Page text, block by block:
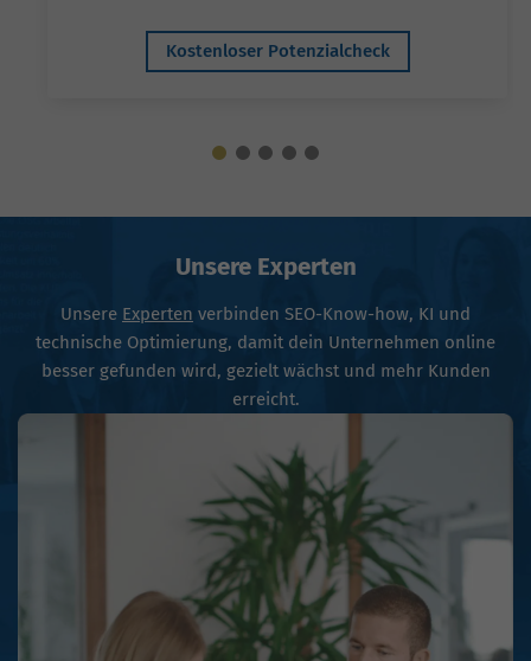
Kostenloser Potenzialcheck
Unsere Experten
Unsere Experten verbinden SEO-Know-how, KI und
technische Optimierung, damit dein Unternehmen online
besser gefunden wird, gezielt wächst und mehr Kunden
erreicht.